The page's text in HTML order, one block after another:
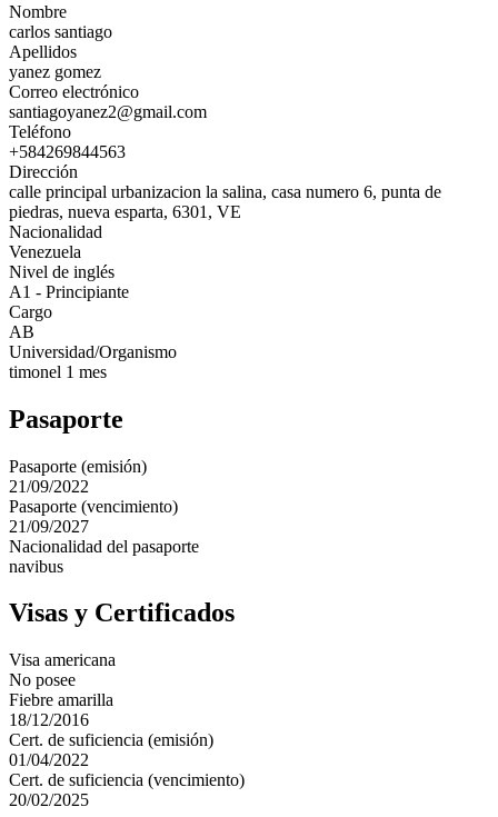
Nombre
carlos santiago
Apellidos
yanez gomez
Correo electrónico
santiagoyanez2@gmail.com
Teléfono
+584269844563
Dirección
calle principal urbanizacion la salina, casa numero 6, punta de
piedras, nueva esparta, 6301, VE
Nacionalidad
Venezuela
Nivel de inglés
A1 - Principiante
Cargo
AB
Universidad/Organismo
timonel 1 mes
Pasaporte
Pasaporte (emisión)
21/09/2022
Pasaporte (vencimiento)
21/09/2027
Nacionalidad del pasaporte
navibus
Visas y Certificados
Visa americana
No posee
Fiebre amarilla
18/12/2016
Cert. de suficiencia (emisión)
01/04/2022
Cert. de suficiencia (vencimiento)
20/02/2025